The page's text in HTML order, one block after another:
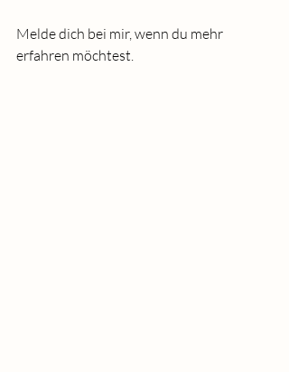
Melde dich bei mir, wenn du mehr
erfahren möchtest.